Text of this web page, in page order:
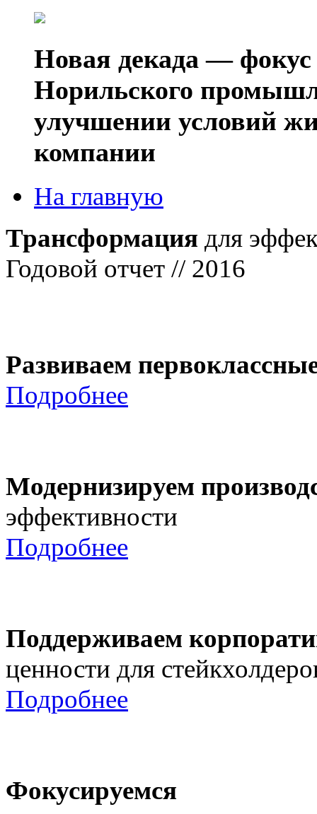
Новая декада — фокус
Норильского
улучшении условий
компании
На главную
Трансформация для
Годовой отчет // 2016
Развиваем
Подробнее
Модернизируем
эффективности
Подробнее
Поддерживаем
ценности для
Подробнее
Фокусируемся